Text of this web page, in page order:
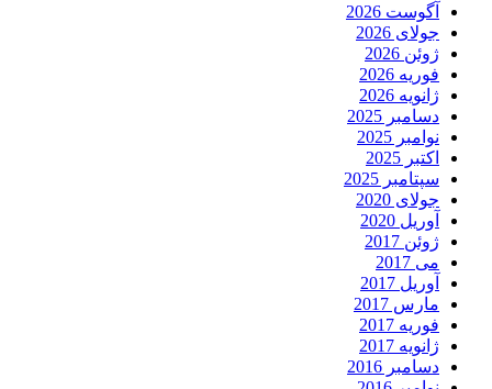
آگوست 2026
جولای 2026
ژوئن 2026
فوریه 2026
ژانویه 2026
دسامبر 2025
نوامبر 2025
اکتبر 2025
سپتامبر 2025
جولای 2020
آوریل 2020
ژوئن 2017
می 2017
آوریل 2017
مارس 2017
فوریه 2017
ژانویه 2017
دسامبر 2016